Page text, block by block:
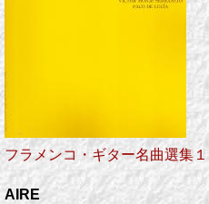
フラメンコ・ギター名曲選集１
AIRE